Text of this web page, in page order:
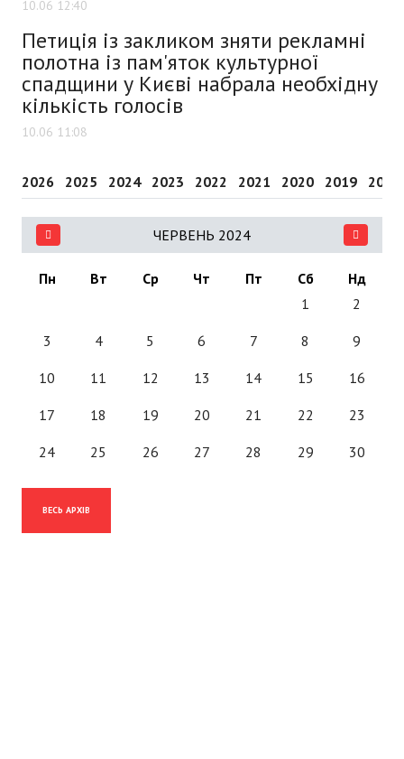
10.06 12:40
Петиція із закликом зняти рекламні
полотна із пам'яток культурної
спадщини у Києві набрала необхідну
кількість голосів
10.06 11:08
2026 2025 2024 2023 2022 2021 2020 2019 2018
ЧЕРВЕНЬ 2024
Пн Вт Ср Чт Пт Сб
Нд
1
2
3 4 5 6 7 8 9
10 11 12 13 14 15 16
17 18 19 20 21 22 23
24 25 26 27 28 29 30
ВЕСЬ АРХІВ